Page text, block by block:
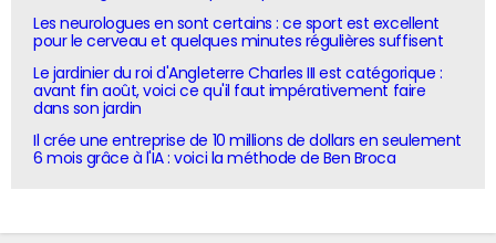
Les neurologues en sont certains : ce sport est excellent
pour le cerveau et quelques minutes régulières suffisent
Le jardinier du roi d'Angleterre Charles III est catégorique :
avant fin août, voici ce qu'il faut impérativement faire
dans son jardin
Il crée une entreprise de 10 millions de dollars en seulement
6 mois grâce à l'IA : voici la méthode de Ben Broca